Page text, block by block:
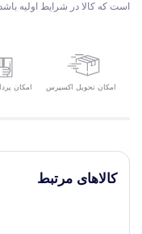
است که کالا در شرایط اولیه
امکان تحویل اکسپرس امکان
کالاهای مرتبط